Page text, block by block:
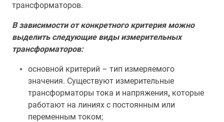
трансформаторов.
В зависимости от конкретного критерия можно
выделить следующие виды измерительных
трансформаторов:
основной критерий – тип измеряемого
значения. Существуют измерительные
трансформаторы тока и напряжения, которые
работают на линиях с постоянным или
переменным током;